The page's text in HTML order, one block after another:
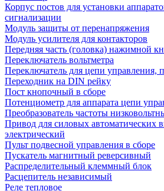
Корпус постов для установки
сигнализации
Модуль защиты от перенапряжения
Модуль усилителя для контакторов
Передняя часть (головка) нажимной
Переключатель вольтметра
Переключатель для цепи управления,
Переходник на DIN рейку
Пост кнопочный в сборе
Потенциометр для аппарата цепи
Преобразователь частоты
Привод для силовых автоматических
электрический
Пульт подвесной управления в сборе
Пускатель магнитный реверсивный
Распределительный клеммный блок
Расцепитель независимый
Реле тепловое